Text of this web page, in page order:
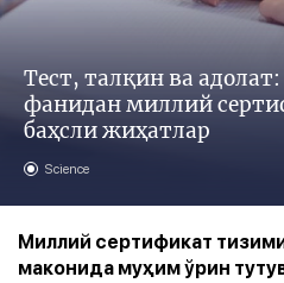
Тест, талқин ва
фанидан миллий
баҳсли жиҳатлар
Science
Миллий сертификат
маконида муҳим ўрин